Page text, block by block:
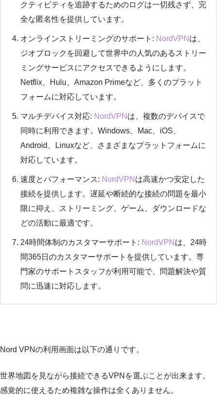
クティビティを追跡するためのログは一切残さず、完
全な匿名性を提供しています。
オンラインストリーミングのサポート: NordVPN は、
ジオブロックを回避して世界中の人気のあるストリー
ミングサービスにアクセスできるようにします。
Netflix、Hulu、Amazon Primeなど、多くのプラット
フォームに対応しています。
マルチデバイス対応: NordVPN は、複数のデバイスで
同時に利用できます。Windows、Mac、iOS、
Android、Linuxなど、さまざまなプラットフォームに
対応しています。
速度とパフォーマンス: NordVPN は高速かつ安定した
接続を提供します。遅延や断続的な接続の問題を最小
限に抑え、ストリーミング、ゲーム、ダウンロードな
どの活動に最適です。
24時間体制のカスタマーサポート: NordVPN は、24時
間365日のカスタマーサポートを提供しています。専
門家のサポートスタッフが利用可能で、問題解決や質
問に迅速に対応します。
Nord VPNの利用画面は以下の通りです。
世界地図を見ながら接続できるVPNを選ぶことが出来ます。
感覚的に使えるため複雑な操作は全くありません。